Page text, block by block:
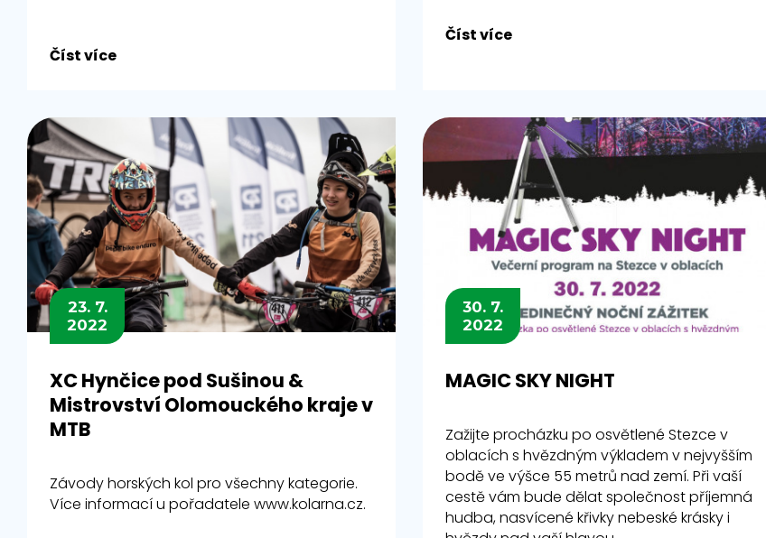
Číst více
Číst více
23. 7.
2022
XC Hynčice pod Sušinou &
Mistrovství Olomouckého kraje v
MTB
Závody horských kol pro všechny kategorie.
Více informací u pořadatele www.kolarna.cz.
30. 7.
2022
MAGIC SKY NIGHT
Zažijte procházku po osvětlené Stezce v
oblacích s hvězdným výkladem v nejvyšším
bodě ve výšce 55 metrů nad zemí. Při vaší
cestě vám bude dělat společnost příjemná
hudba, nasvícené křivky nebeské krásky i